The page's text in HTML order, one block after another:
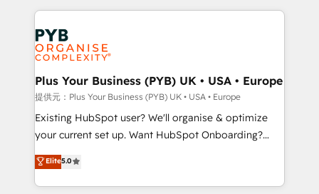
services are offered in both English & French.
onboarding from platforms like Salesforce, NetSuite,
Zoho, Pardot, Marketo, Microsoft Dynamics, Wix,
WordPress and legacy CRMs, turning fragmented
systems into unified, growth-ready HubSpot
architectures that accelerate revenue operations and
performance. - Multi-object CRM migration, cleanup,
and implementation. - Pre-built and custom
integrations across your full tech stack. - Custom
- Dashboards, lifecycle campaigns, and lead
nurturing sequences. - Cross-hub setup across
Plus Your Business (PYB) UK • USA • Europe
提供元：Plus Your Business (PYB) UK • USA • Europe
Existing HubSpot user? We'll organise & optimize
your current set up. Want HubSpot Onboarding?
We'll customise your CRM & automate your business
processes. Welcome to our Profile! We can help
with... • CRM implementation, reports & workflows,
Elite5.0